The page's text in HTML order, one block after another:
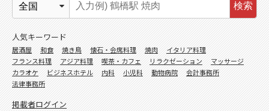
検索
人気キーワード
居酒屋 和食 焼き鳥 懐石・会席料理 焼肉
イタリア料理
フランス料理
アジア料理 喫茶・カフェ リラクゼーション
マッサージ
カラオケ
ビジネスホテル 内科 小児科 動物病院
会計事務所
法律事務所
掲載者ログイン